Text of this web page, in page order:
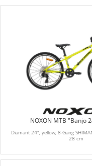
NOXON MTB "Banjo
Diamant 24", yellow, 8-Gang
28 cm